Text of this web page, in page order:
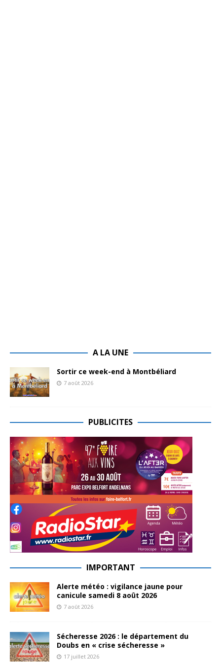
A LA UNE
Sortir ce week-end à Montbéliard
7 août 2026
PUBLICITES
IMPORTANT
Alerte météo : vigilance jaune pour
canicule samedi 8 août 2026
7 août 2026
Sécheresse 2026 : le département du
Doubs en « crise sécheresse »
17 juillet 2026